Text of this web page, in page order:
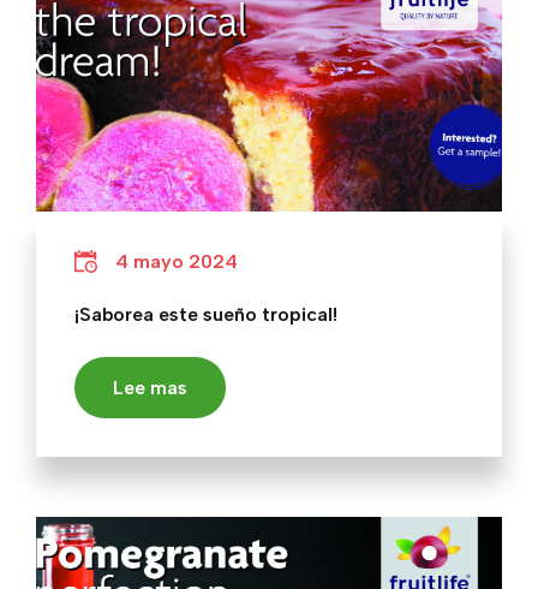
4 mayo 2024
¡Saborea este sueño tropical!
Lee mas